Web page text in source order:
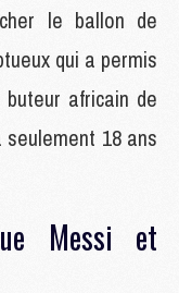
le ballon de
qui a permis
africain de
18 ans
Messi et